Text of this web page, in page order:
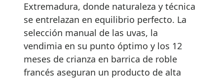
Extremadura, donde naturaleza y técnica
se entrelazan en equilibrio perfecto. La
selección manual de las uvas, la
vendimia en su punto óptimo y los 12
meses de crianza en barrica de roble
francés aseguran un producto de alta